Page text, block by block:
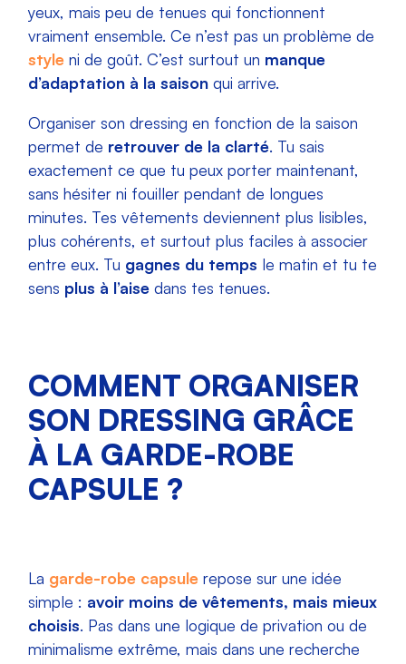
yeux, mais peu de tenues qui fonctionnent
vraiment ensemble. Ce n’est pas un problème de
style ni de goût. C’est surtout un manque
d’adaptation à la saison qui arrive.
Organiser son dressing en fonction de la saison
permet de retrouver de la clarté. Tu sais
exactement ce que tu peux porter maintenant,
sans hésiter ni fouiller pendant de longues
minutes. Tes vêtements deviennent plus lisibles,
plus cohérents, et surtout plus faciles à associer
entre eux. Tu gagnes du temps le matin et tu te
sens plus à l’aise dans tes tenues.
COMMENT ORGANISER
SON DRESSING GRÂCE
À LA GARDE-ROBE
CAPSULE ?
La garde-robe capsule repose sur une idée
simple : avoir moins de vêtements, mais mieux
choisis. Pas dans une logique de privation ou de
minimalisme extrême, mais dans une recherche